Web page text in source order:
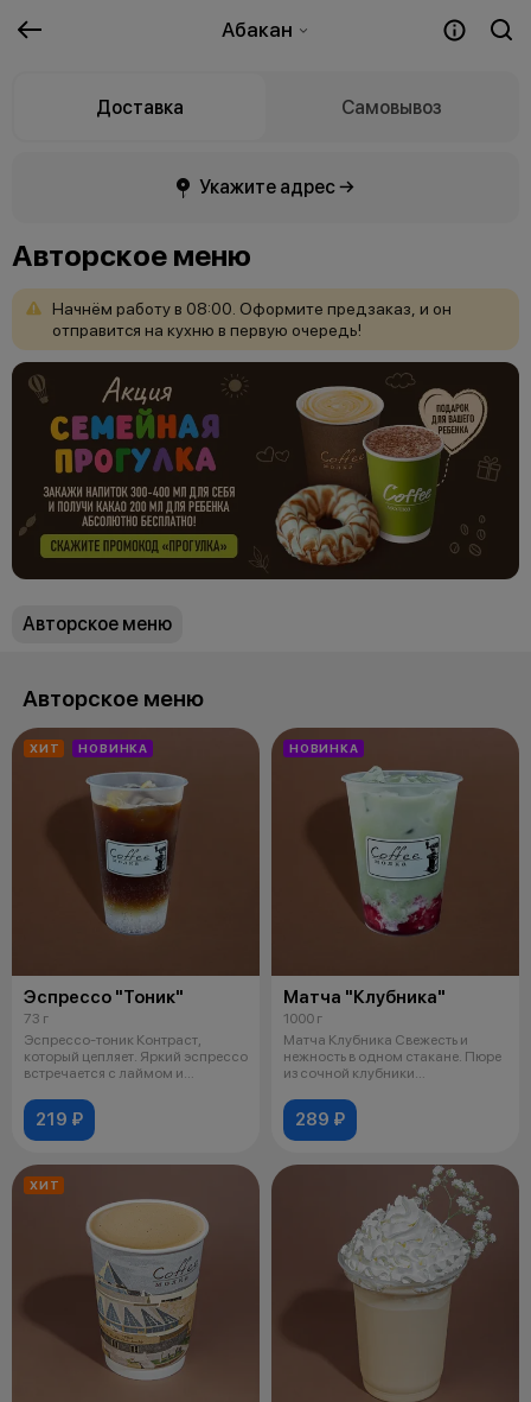
Абакан
Доставка Самовывоз
Укажите адрес →
Авторское меню
Начнём работу в 08:00. Оформите предзаказ, и он
отправится на кухню в первую очередь!
Авторское меню
Авторское меню
ХИТ НОВИНКА
Эспрессо "Тоник"
73 г
Эспрессо-тоник Контраст,
который цепляет. Яркий эспрессо
встречается с лаймом и
219 ₽
НОВИНКА
Матча "Клубника"
1000 г
Матча Клубника Свежесть и
нежность в одном стакане. Пюре
из сочной клубники
289 ₽
ХИТ